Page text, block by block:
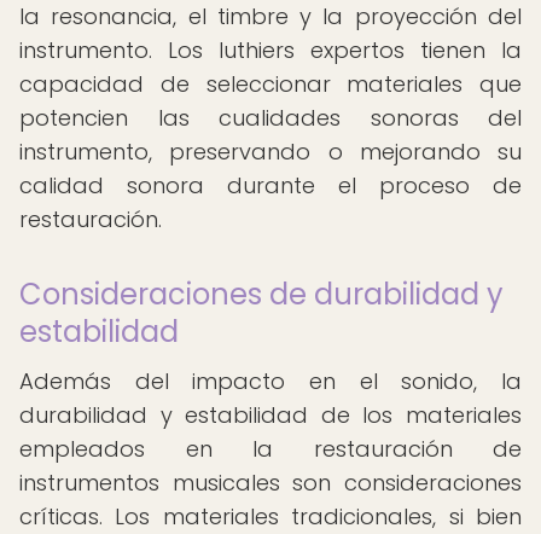
la resonancia, el timbre y la proyección del
instrumento. Los luthiers expertos tienen la
capacidad de seleccionar materiales que
potencien las cualidades sonoras del
instrumento, preservando o mejorando su
calidad sonora durante el proceso de
restauración.
Consideraciones de durabilidad y
estabilidad
Además del impacto en el sonido, la
durabilidad y estabilidad de los materiales
empleados en la restauración de
instrumentos musicales son consideraciones
críticas. Los materiales tradicionales, si bien